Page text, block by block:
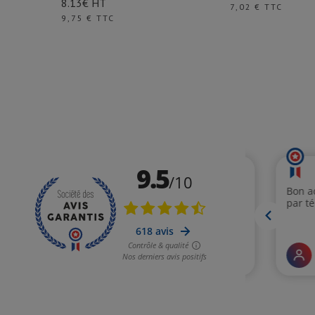
Prix
9,75 € TTC
Prix
7,02 € TTC